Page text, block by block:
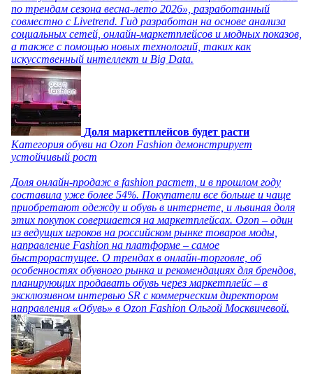
по трендам сезона весна-лето 2026», разработанный
совместно с Livetrend. Гид разработан на основе анализа
социальных сетей, онлайн-маркетплейсов и модных показов,
а также с помощью новых технологий, таких как
искусственный интеллект и Big Data.
Доля маркетплейсов будет расти
Категория обуви на Ozon Fashion демонстрирует
устойчивый рост
Доля онлайн-продаж в fashion растет, и в прошлом году
составила уже более 54%. Покупатели все больше и чаще
приобретают одежду и обувь в интернете, и львиная доля
этих покупок совершается на маркетплейсах. Ozon – один
из ведущих игроков на российском рынке товаров моды,
направление Fashion на платформе – самое
быстрорастущее. О трендах в онлайн-торговле, об
особенностях обувного рынка и рекомендациях для брендов,
планирующих продавать обувь через маркетплейс – в
эксклюзивном интервью SR с коммерческим директором
направления «Обувь» в Ozon Fashion Ольгой Москвичевой.